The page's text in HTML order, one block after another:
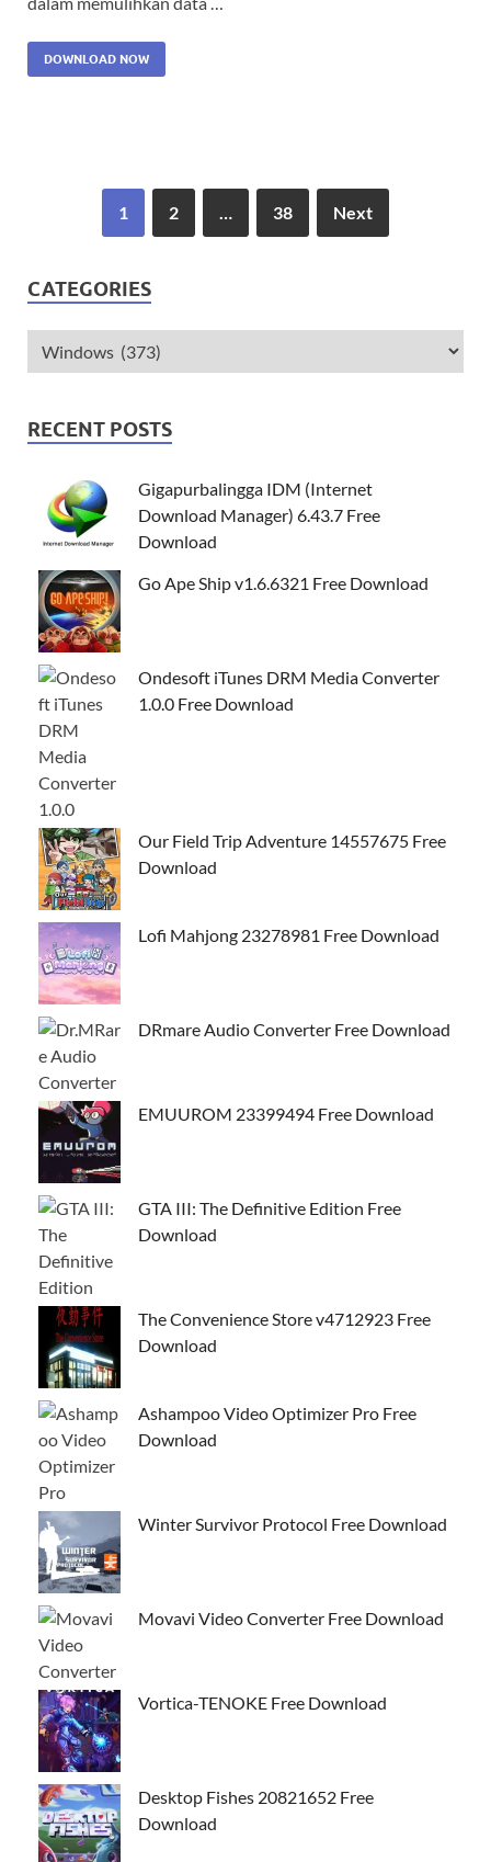
DOWNLOAD NOW
1 2 38 Next
CATEGORIES
RECENT POSTS
Gigapurbalingga IDM (Internet
Download Manager) 6.43.7 Free
Download
Go Ape Ship v1.6.6321 Free Download
Ondesoft iTunes DRM Media Converter
1.0.0 Free Download
Our Field Trip Adventure 14557675 Free
Download
Lofi Mahjong 23278981 Free Download
DRmare Audio Converter Free Download
EMUUROM 23399494 Free Download
GTA III: The Definitive Edition Free
Download
The Convenience Store v4712923 Free
Download
Ashampoo Video Optimizer Pro Free
Download
Winter Survivor Protocol Free Download
Movavi Video Converter Free Download
Vortica-TENOKE Free Download
Desktop Fishes 20821652 Free
Download